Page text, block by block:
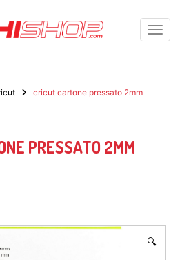
Toggle
cricut cartone pressato 2mm
PRESSATO 2MM
🔍